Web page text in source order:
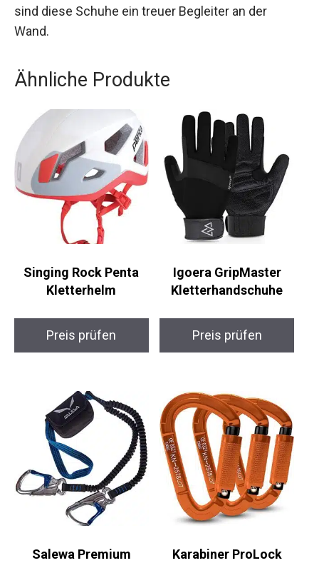
sind diese Schuhe ein treuer Begleiter an der
Wand.
Ähnliche Produkte
Singing Rock Penta
Kletterhelm
Preis prüfen
Igoera GripMaster
Kletterhandschuhe
Preis prüfen
Salewa Premium
Karabiner ProLock